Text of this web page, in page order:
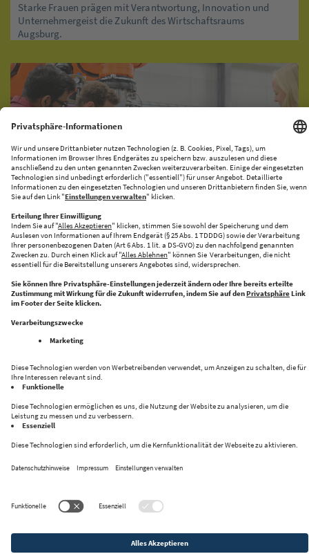
Starke Frauen prägen mit Verantwortung, Innovation und
Unternehmergeist die Zukunft des Wirtschaftsraums
Augsburg.
KI-PRODUKATIONSNETZWERK
CENTRE FOR FUTURE PRODUCTION
Halle 43 bringt Innovation und Industrie zusammen
Folge uns auf:
Datenschutz Impressum Kontakt Privacy Settings